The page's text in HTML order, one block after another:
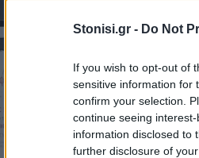
Stonisi.gr - Do Not
If you wish to opt-out of
sensitive information for
confirm your selection.
continue seeing
information disclosed to
further disclosure of